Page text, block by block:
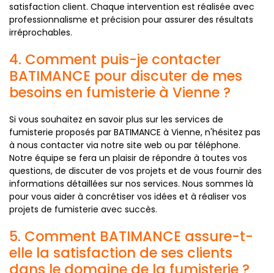
satisfaction client. Chaque intervention est réalisée avec
professionnalisme et précision pour assurer des résultats
irréprochables.
4. Comment puis-je contacter
BATIMANCE pour discuter de mes
besoins en fumisterie à Vienne ?
Si vous souhaitez en savoir plus sur les services de
fumisterie proposés par BATIMANCE à Vienne, n'hésitez pas
à nous contacter via notre site web ou par téléphone.
Notre équipe se fera un plaisir de répondre à toutes vos
questions, de discuter de vos projets et de vous fournir des
informations détaillées sur nos services. Nous sommes là
pour vous aider à concrétiser vos idées et à réaliser vos
projets de fumisterie avec succès.
5. Comment BATIMANCE assure-t-
elle la satisfaction de ses clients